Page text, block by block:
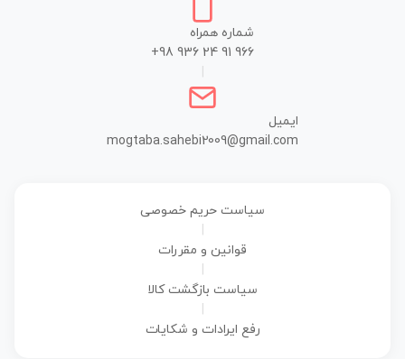
شماره همراه
+98 936 24 91 966
ایمیل
mogtaba.sahebi2009@gmail.com
سیاست حریم خصوصی
قوانین و مقررات
سیاست بازگشت کالا
رفع ایرادات و شکایات